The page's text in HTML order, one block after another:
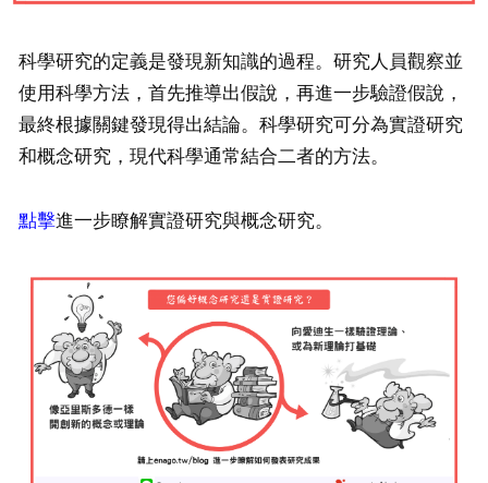
科學研究的定義是發現新知識的過程。研究人員觀察並
使用科學方法，首先推導出假說，再進一步驗證假說，
最終根據關鍵發現得出結論。科學研究可分為實證研究
和概念研究，現代科學通常結合二者的方法。
點擊進一步瞭解實證研究與概念研究。